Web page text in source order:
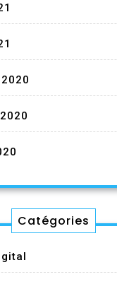
Catégories